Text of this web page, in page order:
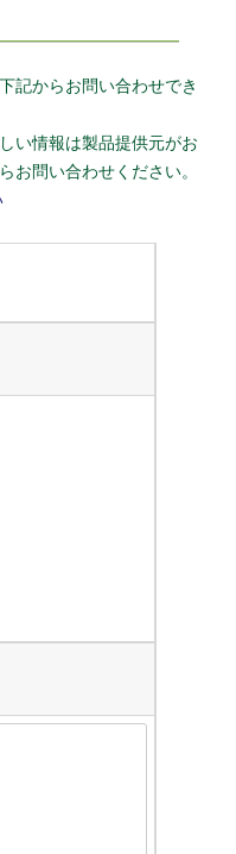
記からお問い合わせでき
い情報は製品提供元がお
お問い合わせください。